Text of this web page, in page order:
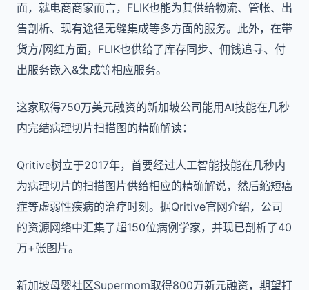
面，就电商商家而言，FLIK也能为其供给物流、管帐、出
售剖析、现有途径无缝集成等多方面的服务。此外，在带
货方/网红方面，FLIK也供给了库存同步、佣钱追寻、付
出服务嵌入&集成等相应服务。
这家取得750万美元融资的新加坡公司能用AI技能在几秒
内完结病理切片扫描图的精确解读：
Qritive树立于2017年，首要经过人工智能技能在几秒内
为病理切片的扫描图片供给相应的精确解说，然后缩短癌
症等虚弱性疾病的治疗时刻。据Qritive官网介绍，公司
的资源网络中汇集了超150位病例学家，并现已剖析了40
万+张图片。
新加坡母婴社区Supermom取得800万新元融资，期望打